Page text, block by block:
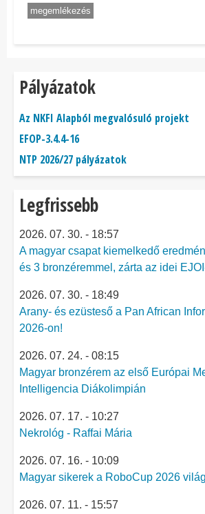
megemlékezés
Pályázatok
Az NKFI Alapból megvalósuló projekt
EFOP-3.4.4-16
NTP 2026/27 pályázatok
Legfrissebb
2026. 07. 30. - 18:57
A magyar csapat kiemelkedő
és 3 bronzéremmel, zárta az idei
2026. 07. 30. - 18:49
Arany- és ezüsteső a Pan African
2026-on!
2026. 07. 24. - 08:15
Magyar bronzérem az első Európai
Intelligencia Diákolimpián
2026. 07. 17. - 10:27
Nekrológ - Raffai Mária
2026. 07. 16. - 10:09
Magyar sikerek a RoboCup 2026
2026. 07. 11. - 15:57